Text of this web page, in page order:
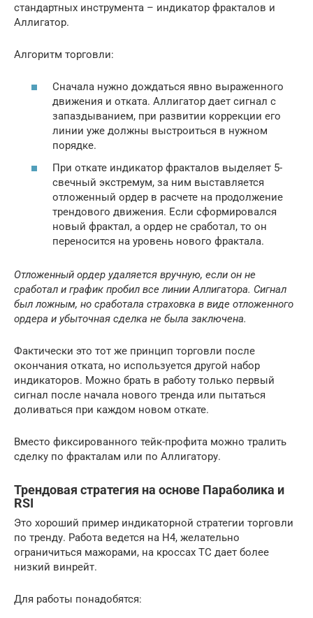
стандартных инструмента – индикатор фракталов и
Аллигатор.
Алгоритм торговли:
Сначала нужно дождаться явно выраженного
движения и отката. Аллигатор дает сигнал с
запаздыванием, при развитии коррекции его
линии уже должны выстроиться в нужном
порядке.
При откате индикатор фракталов выделяет 5-
свечный экстремум, за ним выставляется
отложенный ордер в расчете на продолжение
трендового движения. Если сформировался
новый фрактал, а ордер не сработал, то он
переносится на уровень нового фрактала.
Отложенный ордер удаляется вручную, если он не
сработал и график пробил все линии Аллигатора. Сигнал
был ложным, но сработала страховка в виде отложенного
ордера и убыточная сделка не была заключена.
Фактически это тот же принцип торговли после
окончания отката, но используется другой набор
индикаторов. Можно брать в работу только первый
сигнал после начала нового тренда или пытаться
доливаться при каждом новом откате.
Вместо фиксированного тейк-профита можно тралить
сделку по фракталам или по Аллигатору.
Трендовая стратегия на основе Параболика и
RSI
Это хороший пример индикаторной стратегии торговли
по тренду. Работа ведется на Н4, желательно
ограничиться мажорами, на кроссах ТС дает более
низкий винрейт.
Для работы понадобятся: